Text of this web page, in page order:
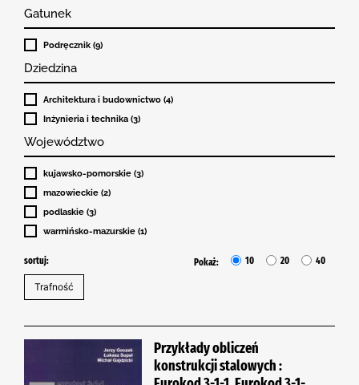
Gatunek
Podręcznik (9)
Dziedzina
Architektura i budownictwo (4)
Inżynieria i technika (3)
Województwo
kujawsko-pomorskie (3)
mazowieckie (2)
podlaskie (3)
warmińsko-mazurskie (1)
sortuj: Pokaż: 10 20 40
Przykłady obliczeń
konstrukcji stalowych :